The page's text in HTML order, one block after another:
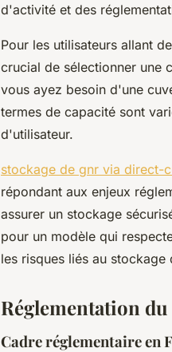
d'activité et des
Pour les utilisateurs allant
crucial de sélectionner une
vous ayez besoin d'une
termes de capacité sont
d'utilisateur.
stockage de gnr via direct-
répondant aux enjeux
assurer un stockage
pour un modèle qui
les risques liés au stockage
Réglementation du
Cadre réglementaire en